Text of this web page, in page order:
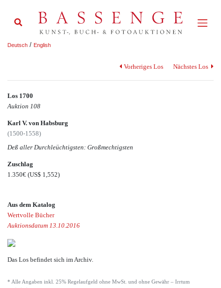
Deutsch / English
Vorheriges Los Nächstes Los
Los 1700
Auktion 108
Karl V. von Habsburg
(1500-1558)
Deß aller Durchleüchtigsten: Großmechtigsten
Zuschlag
1.350€ (US$ 1,552)
Aus dem Katalog
Wertvolle Bücher
Auktionsdatum 13.10.2016
Das Los befindet sich im Archiv.
* Alle Angaben inkl. 25% Regelaufgeld ohne MwSt. und ohne Gewähr – Irrtum